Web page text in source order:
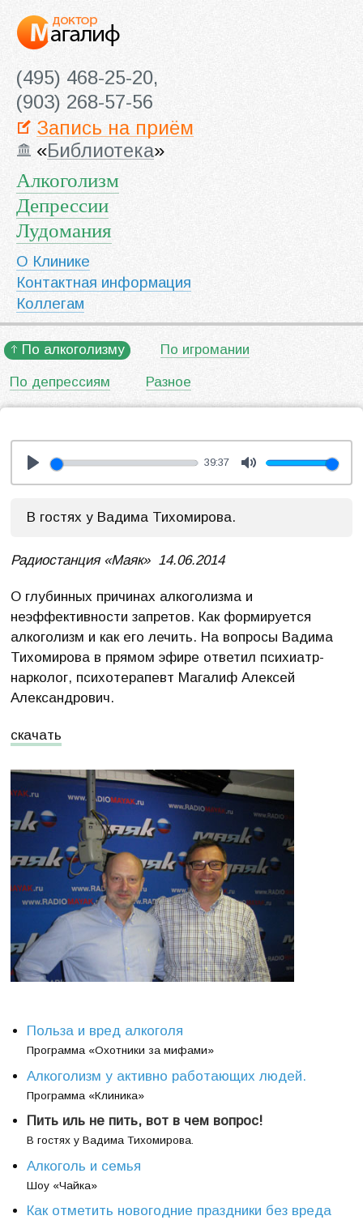
(495) 468-25-20,
(903) 268-57-56
Запись на приём
«Библиотека»
Алкоголизм
Депрессии
Лудомания
О Клинике
Контактная информация
Коллегам
По алкоголизму По игромании
По депрессиям Разное
Play
39:37
Mute
В гостях у Вадима Тихомирова.
Радиостанция «Маяк» 14.06.2014
О глубинных причинах алкоголизма и
неэффективности запретов. Как формируется
алкоголизм и как его лечить. На вопросы Вадима
Тихомирова в прямом эфире ответил психиатр-
нарколог, психотерапевт Магалиф Алексей
Александрович.
скачать
Польза и вред алкоголя
Программа «Охотники за мифами»
Алкоголизм у активно работающих людей.
Программа «Клиника»
Пить иль не пить, вот в чем вопрос!
В гостях у Вадима Тихомирова.
Алкоголь и семья
Шоу «Чайка»
Как отметить новогодние праздники без вреда